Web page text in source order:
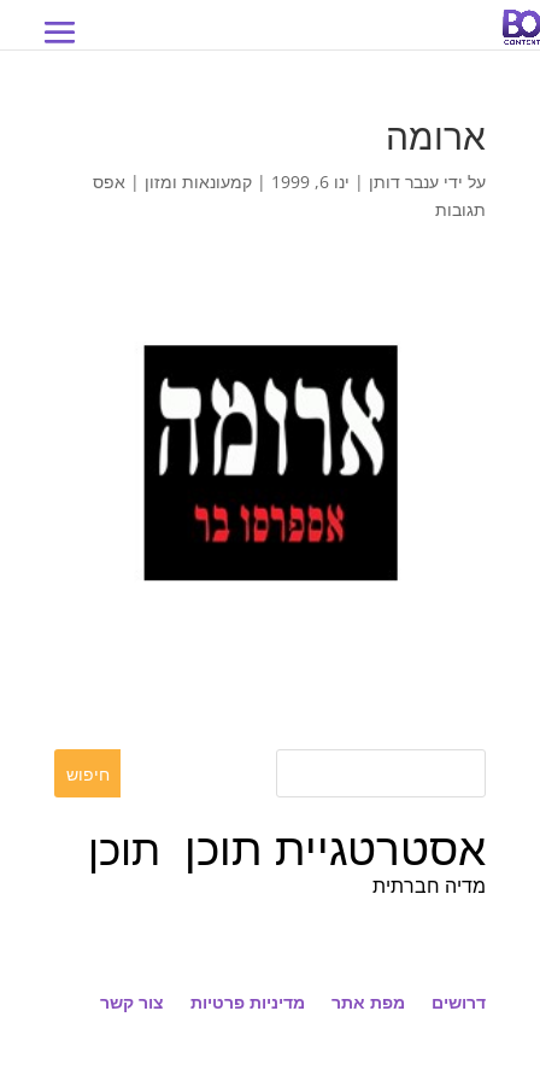
ארומה
על ידי ענבר דותן | ינו 6, 1999 | קמעונאות ומזון | אפס
תגובות
אסטרטגיית תוכן תוכן
מדיה חברתית
דרושים מפת אתר מדיניות פרטיות צור קשר